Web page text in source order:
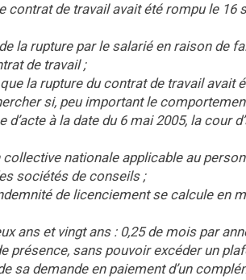
contrat de travail avait été rompu le
la rupture par le salarié en raison de
de travail ;
la rupture du contrat de travail avait
si, peu important le
à la date du 6 mai 2005, la cour
nationale applicable au
sociétés de conseils ;
de licenciement se calcule en
ans et vingt ans : 0,25 de mois par
présence, sans pouvoir excéder un
sa demande en paiement d’un